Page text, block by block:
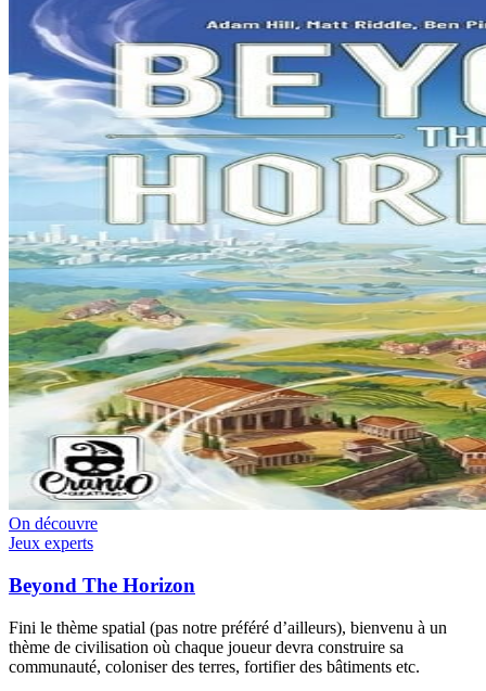
On découvre
Jeux experts
Beyond The Horizon
Fini le thème spatial (pas notre préféré d’ailleurs), bienvenu à un
thème de civilisation où chaque joueur devra construire sa
communauté, coloniser des terres, fortifier des bâtiments etc.